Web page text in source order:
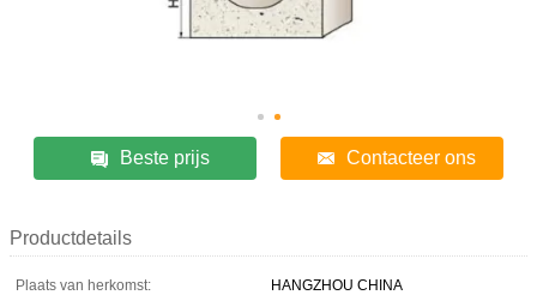
Beste prijs Contacteer ons
Productdetails
Plaats van herkomst:
HANGZHOU CHINA